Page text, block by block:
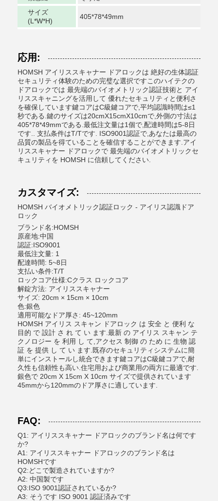
サイズ
(L*W*H)
405*78*49mm
応用:
HOMSH アイリススキャナー ドアロックは 絶好の生体認証
セキュリティ体験のための完璧な選択ですこのハイテクの
ドアロックでは 最先端のバイオメトリック認証技術と アイ
リススキャニングを活用して 優れたセキュリティと便利さ
を確保しています鍵コアはC級鍵コアで,平均認識時間は≤1
秒である.鍵のサイズは20cmX15cmX10cmで,外側の寸法は
405*78*49mmである.最低注文量は1個で,配達時間は5-8日
です.. 支払条件はT/Tです. ISO9001認証で,あなたは最高の
品質の製品を得ていることを確信することができます.アイ
リススキャナー ドアロックで 最先端のバイオメトリックセ
キュリティを HOMSH に信頼してください.
カスタマイズ:
HOMSH バイオメトリック認証ロック - アイリス認識ドア
ロック
ブランド名:HOMSH
原産地:中国
認証:ISO9001
最低注文量: 1
配達時間: 5~8日
支払い条件:T/T
ロックコア仕様:Cクラス ロックコア
解錠方法: アイリススキャナー
サイズ: 20cm × 15cm × 10cm
色:銀色
適用可能なドア厚さ: 45~120mm
HOMSH アイリス スキャン ドアロック は 安全 と 便利 な
目的 で 設計 さ れ て い ます.最新 の アイリス スキャン テ
クノロジー を 利用 し て,アクセス 制御 の ため に 生物 認
証 を 提供 し て い ます.既存のセキュリティシステムに簡
単にインストールし統合できます鍵コアはC級鍵コアで,耐
久性も信頼性も高い.住宅用および商業用の両方に最適です.
銀色で 20cm X 15cm X 10cm サイズで提供されています
45mmから120mmのドア厚さに適しています.
FAQ:
Q1: アイリススキャナー ドアロックのブランド名は何です
か?
A1: アイリススキャナー ドアロックのブランド名は
HOMSHです
Q2:どこで製造されていますか?
A2: 中国製です
Q3:ISO 9001認証されているか?
A3: そうです ISO 9001 認証済みです